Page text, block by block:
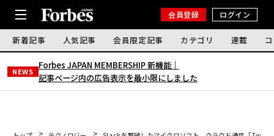
会員登録 ログイン
新着記事 人気記事 会員限定記事 カテゴリ 連載
NEWS
Forbes JAPAN MEMBERSHIP 新機能｜
記事ページ内の広告表示を最小限にしました